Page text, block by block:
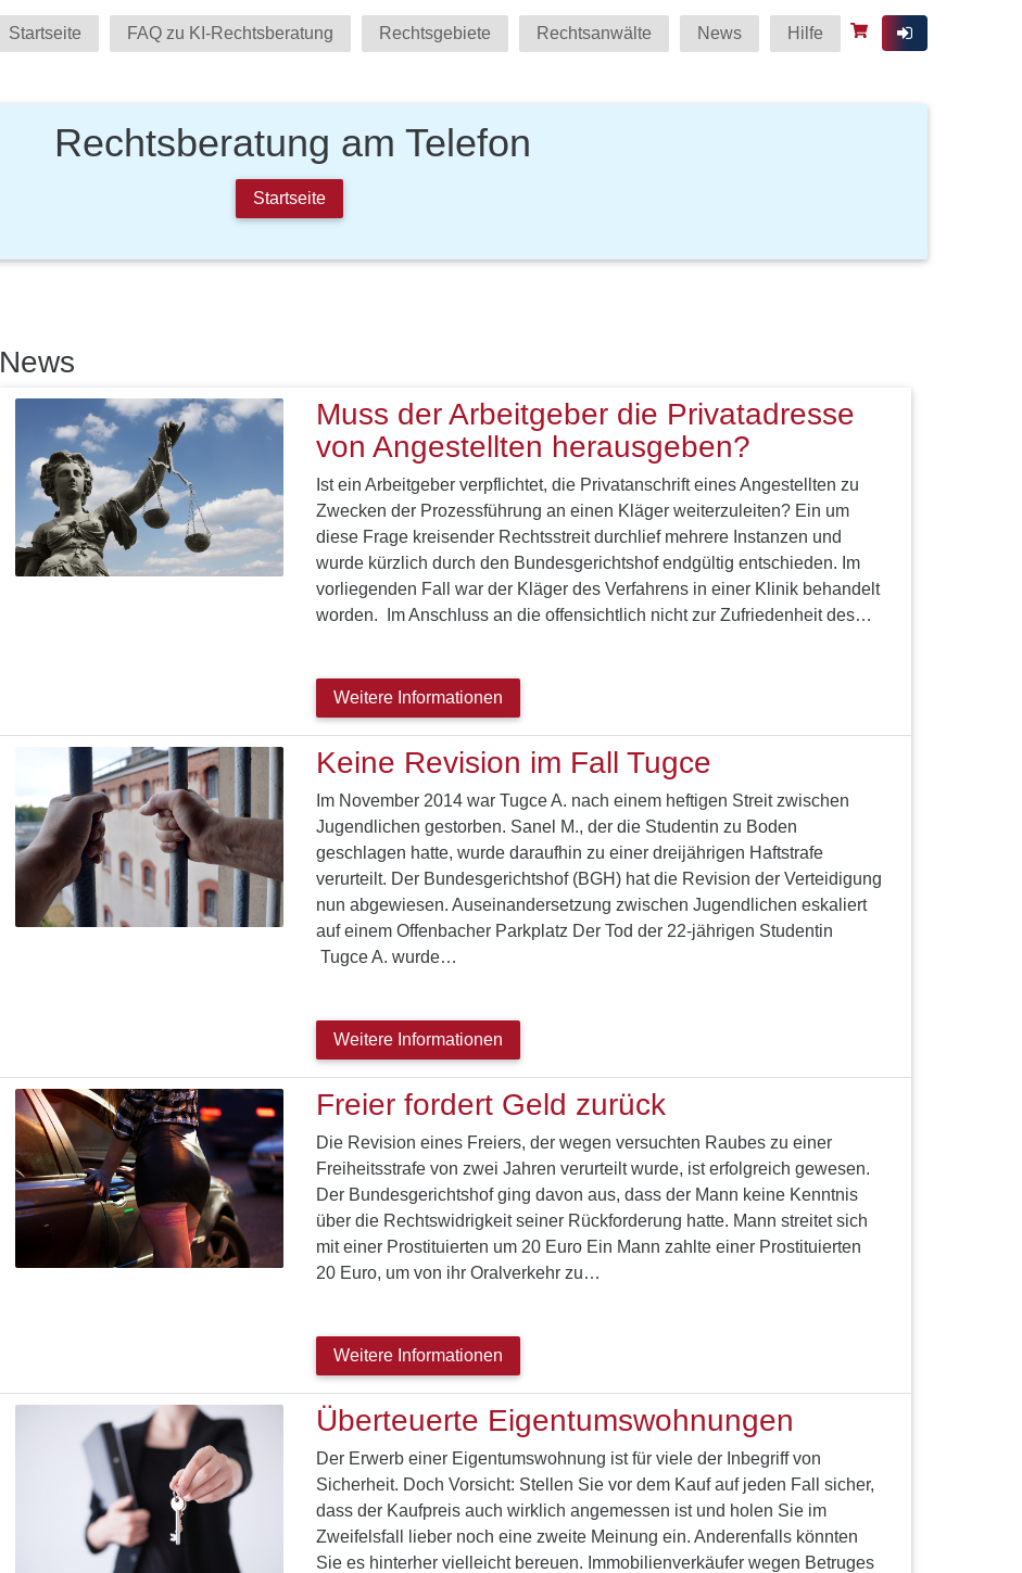
Startseite FAQ zu KI-Rechtsberatung Rechtsgebiete Rechtsanwälte News Hilfe
Rechtsberatung am Telefon
Startseite
News
Muss der Arbeitgeber die Privatadresse
von Angestellten herausgeben?
Ist ein Arbeitgeber verpflichtet, die Privatanschrift eines Angestellten zu
Zwecken der Prozessführung an einen Kläger weiterzuleiten? Ein um
diese Frage kreisender Rechtsstreit durchlief mehrere Instanzen und
wurde kürzlich durch den Bundesgerichtshof endgültig entschieden. Im
vorliegenden Fall war der Kläger des Verfahrens in einer Klinik behandelt
worden. Im Anschluss an die offensichtlich nicht zur Zufriedenheit des…
Weitere Informationen
Keine Revision im Fall Tugce
Im November 2014 war Tugce A. nach einem heftigen Streit zwischen
Jugendlichen gestorben. Sanel M., der die Studentin zu Boden
geschlagen hatte, wurde daraufhin zu einer dreijährigen Haftstrafe
verurteilt. Der Bundesgerichtshof (BGH) hat die Revision der Verteidigung
nun abgewiesen. Auseinandersetzung zwischen Jugendlichen eskaliert
auf einem Offenbacher Parkplatz Der Tod der 22-jährigen Studentin
Tugce A. wurde…
Weitere Informationen
Freier fordert Geld zurück
Die Revision eines Freiers, der wegen versuchten Raubes zu einer
Freiheitsstrafe von zwei Jahren verurteilt wurde, ist erfolgreich gewesen.
Der Bundesgerichtshof ging davon aus, dass der Mann keine Kenntnis
über die Rechtswidrigkeit seiner Rückforderung hatte. Mann streitet sich
mit einer Prostituierten um 20 Euro Ein Mann zahlte einer Prostituierten
20 Euro, um von ihr Oralverkehr zu…
Weitere Informationen
Überteuerte Eigentumswohnungen
Der Erwerb einer Eigentumswohnung ist für viele der Inbegriff von
Sicherheit. Doch Vorsicht: Stellen Sie vor dem Kauf auf jeden Fall sicher,
dass der Kaufpreis auch wirklich angemessen ist und holen Sie im
Zweifelsfall lieber noch eine zweite Meinung ein. Anderenfalls könnten
Sie es hinterher vielleicht bereuen. Immobilienverkäufer wegen Betruges